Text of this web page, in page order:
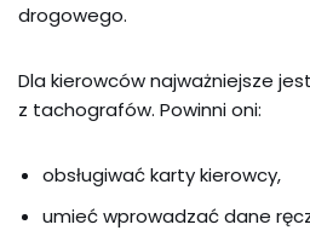
drogowego.
Dla kierowców najważniejsze
z tachografów. Powinni oni:
obsługiwać karty kierowcy,
umieć wprowadzać dane